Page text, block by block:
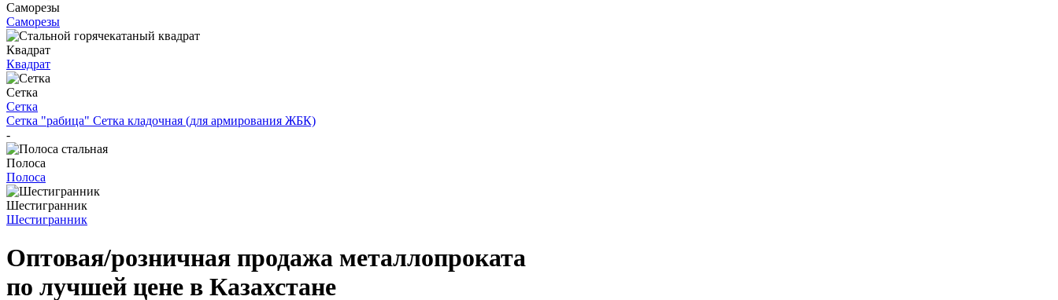
Саморезы
Саморезы
Квадрат
Квадрат
Сетка
Сетка
Сетка "рабица" Сетка кладочная (для армирования ЖБК)
-
Полоса
Полоса
Шестигранник
Шестигранник
Оптовая/розничная продажа металлопроката
по лучшей цене в Казахстане